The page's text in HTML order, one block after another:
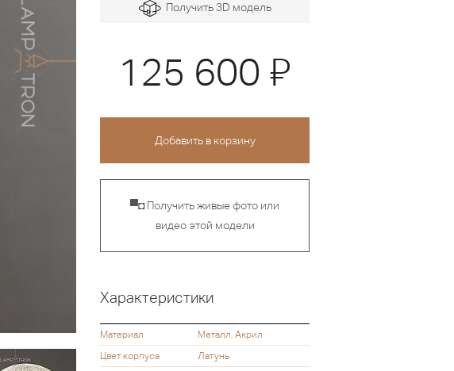
Получить 3D модель
125 600 Я
▀◘ Получить живые фото или
видео этой модели
Характеристики
Материал
Металл, Акрил
Цвет корпуса
Латунь